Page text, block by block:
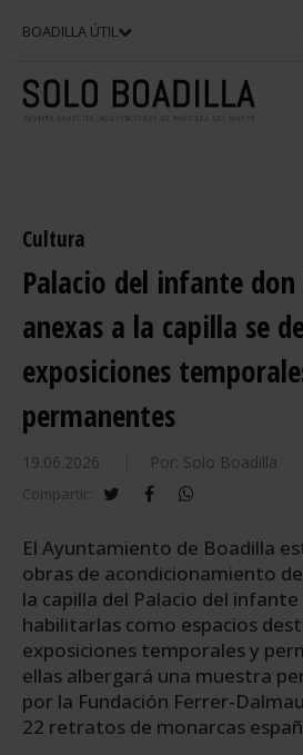
BOADILLA ÚTIL
Cultura
Palacio del infante don
anexas a la capilla se
exposiciones
permanentes
19.06.2026 Por: Solo Boadilla
Compartir: twitterfacebook
El Ayuntamiento de Boadilla
obras de acondicionamiento
la capilla del Palacio del infante
habilitarlas como espacios
exposiciones temporales y
ellas albergará una muestra
por la Fundación Ferrer-
22 retratos de monarcas